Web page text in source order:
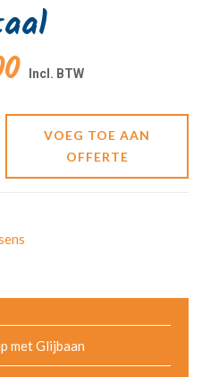
VOEG TOE AAN
OFFERTE
met Glijbaan